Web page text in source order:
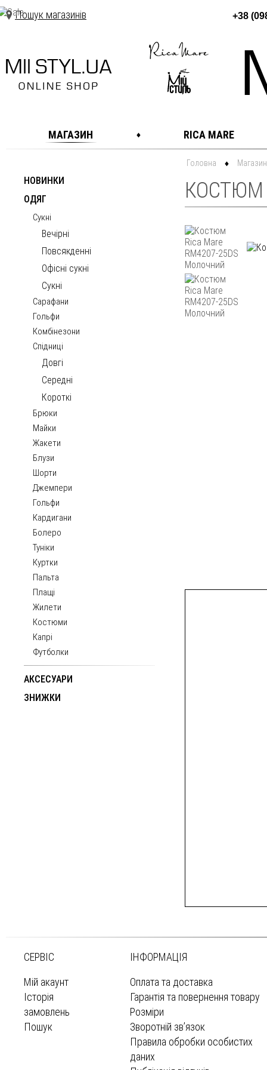
Пошук магазинів +38
МАГАЗИН RICA MARE
НОВИНКИ
ОДЯГ
Сукні
Вечірні
Повсякденні
Офісні сукні
Сукні
Сарафани
Гольфи
Комбінезони
Спідниці
Довгі
Середні
Короткі
Брюки
Майки
Жакети
Блузи
Шорти
Джемпери
Гольфи
Кардигани
Болеро
Туніки
Куртки
Пальта
Плащі
Жилети
Костюми
Капрі
Футболки
АКСЕСУАРИ
ЗНИЖКИ
Головна Магазин
КОСТЮМ
СЕРВІС
Мій акаунт
Історія
замовлень
Пошук
ІНФОРМАЦІЯ
Оплата та доставка
Гарантія та повернення товару
Розміри
Зворотній зв’язок
Правила обробки особистих
даних